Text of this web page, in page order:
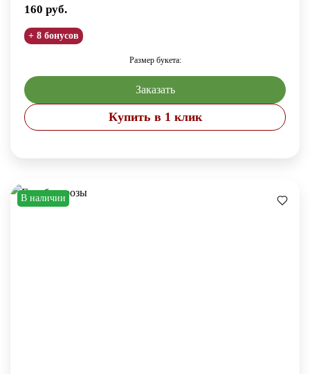
160 руб.
+ 8 бонусов
Размер букета:
Заказать
Купить в 1 клик
В наличии